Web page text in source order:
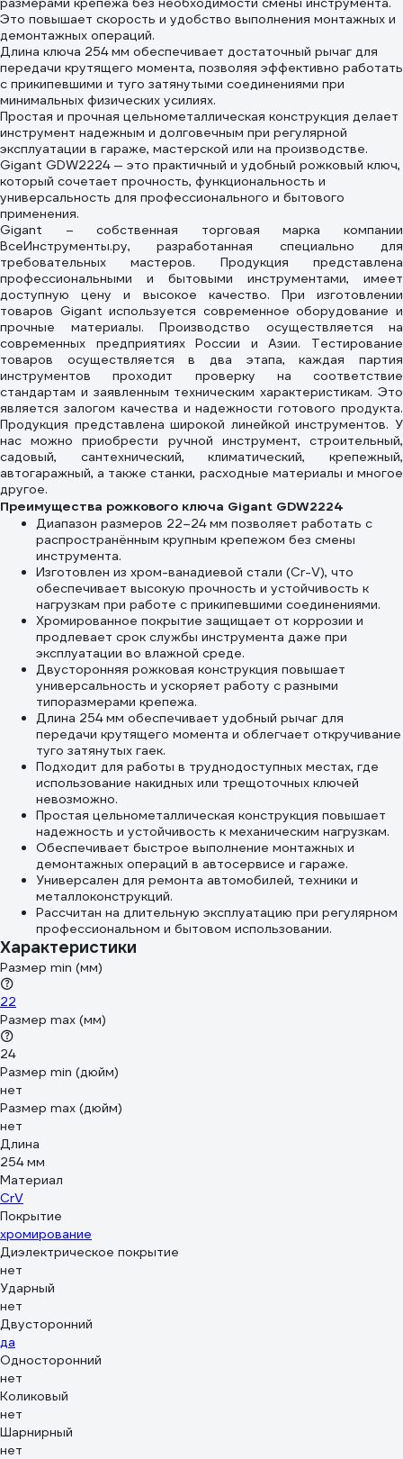
Это повышает скорость и удобство выполнения монтажных и
демонтажных операций.
Длина ключа 254 мм обеспечивает достаточный рычаг для
передачи крутящего момента, позволяя эффективно работать
с прикипевшими и туго затянутыми соединениями при
минимальных физических усилиях.
Простая и прочная цельнометаллическая конструкция делает
инструмент надежным и долговечным при регулярной
эксплуатации в гараже, мастерской или на производстве.
Gigant GDW2224 — это практичный и удобный рожковый ключ,
который сочетает прочность, функциональность и
универсальность для профессионального и бытового
применения.
Gigant – собственная торговая марка компании
ВсеИнструменты.ру, разработанная специально для
требовательных мастеров. Продукция представлена
профессиональными и бытовыми инструментами, имеет
доступную цену и высокое качество. При изготовлении
товаров Gigant используется современное оборудование и
прочные материалы. Производство осуществляется на
современных предприятиях России и Азии. Тестирование
товаров осуществляется в два этапа, каждая партия
инструментов проходит проверку на соответствие
стандартам и заявленным техническим характеристикам. Это
является залогом качества и надежности готового продукта.
Продукция представлена широкой линейкой инструментов. У
нас можно приобрести ручной инструмент, строительный,
садовый, сантехнический, климатический, крепежный,
автогаражный, а также станки, расходные материалы и многое
другое.
Преимущества рожкового ключа Gigant GDW2224
Диапазон размеров 22–24 мм позволяет работать с
распространённым крупным крепежом без смены
инструмента.
Изготовлен из хром-ванадиевой стали (Cr-V), что
обеспечивает высокую прочность и устойчивость к
нагрузкам при работе с прикипевшими соединениями.
Хромированное покрытие защищает от коррозии и
продлевает срок службы инструмента даже при
эксплуатации во влажной среде.
Двусторонняя рожковая конструкция повышает
универсальность и ускоряет работу с разными
типоразмерами крепежа.
Длина 254 мм обеспечивает удобный рычаг для
передачи крутящего момента и облегчает откручивание
туго затянутых гаек.
Подходит для работы в труднодоступных местах, где
использование накидных или трещоточных ключей
невозможно.
Простая цельнометаллическая конструкция повышает
надежность и устойчивость к механическим нагрузкам.
Обеспечивает быстрое выполнение монтажных и
демонтажных операций в автосервисе и гараже.
Универсален для ремонта автомобилей, техники и
металлоконструкций.
Рассчитан на длительную эксплуатацию при регулярном
профессиональном и бытовом использовании.
Характеристики
Размер min (мм)
22
Размер max (мм)
24
Размер min (дюйм)
нет
Размер max (дюйм)
нет
Длина
254 мм
Материал
CrV
Покрытие
хромирование
Диэлектрическое покрытие
нет
Ударный
нет
Двусторонний
да
Односторонний
нет
Коликовый
нет
Шарнирный
нет